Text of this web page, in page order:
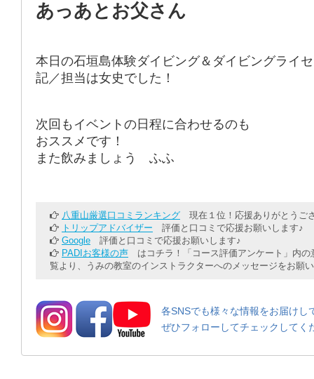
あっあとお父さん
本日の石垣島体験ダイビング＆ダイビングライ
記／担当は女史でした！
次回もイベントの日程に合わせるのも
おススメです！
また飲みましょう ふふ
八重山厳選口コミランキング 現在１位！応援ありがとうご
トリップアドバイザー 評価と口コミで応援お願いします♪
Google 評価と口コミで応援お願いします♪
PADIお客様の声 はコチラ！「コース評価アンケート」内の
覧より、うみの教室のインストラクターへのメッセージをお願
各SNSでも様々な情報をお届けし
ぜひフォローしてチェックしてく